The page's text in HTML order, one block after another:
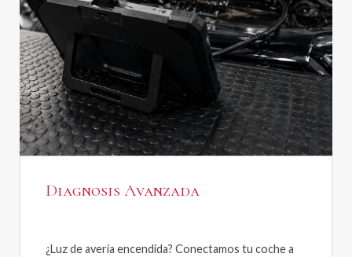
Diagnosis Avanzada
¿Luz de avería encendida? Conectamos tu coche a